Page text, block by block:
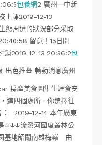
包養網2 廣州一中新
上課2019-12-13
態周遭的狀況部分采取
留意！15日開
鎖2019-12-13 20:36:2包
出色推舉 轉動消息廣州
房產美食圖集生涯食安
這四個處所，你選擇往
2019-12-14 本年廣東
↓↓↓流溪河國度叢林公
基地韶關南雄梅嶺 由